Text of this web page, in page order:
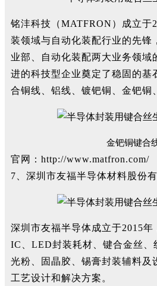
铭沣科技（MATFRON）成立于
装领域与自动化装配行业的先锋
业部、自动化装配两大业务领域
进的科技型企业奠定了稳固的基
合铜线、铝线、镀钯铜、金钯铜
金钯铜键合
官网： http://www.matfron.com/
7、深圳市友福半导体材料股份
深圳市友福半导体成立于2015年
IC、LED封装耗材、键合金丝、
光粉、固晶胶、锡膏封装辅料及
工艺设计和解决方案。